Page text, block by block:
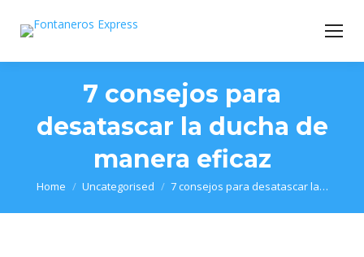
7 consejos para
desatascar la ducha de
manera eficaz
You are here:
Home Uncategorised 7 consejos para desatascar la…